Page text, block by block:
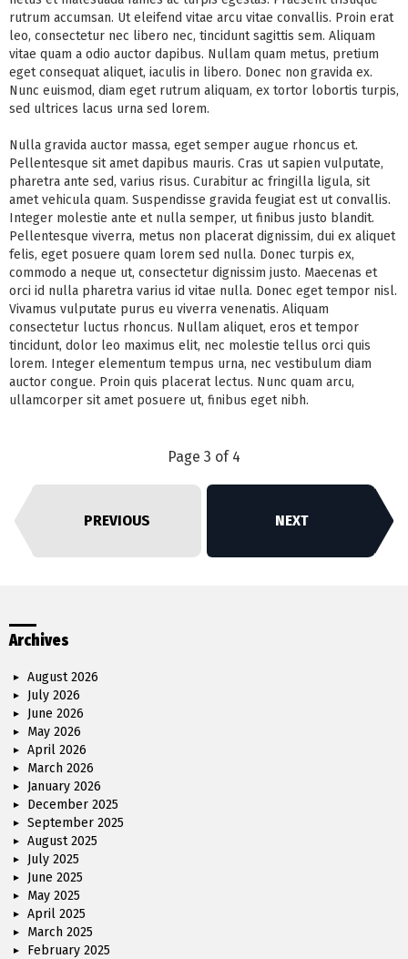
rutrum accumsan. Ut eleifend vitae arcu vitae convallis. Proin erat
leo, consectetur nec libero nec, tincidunt sagittis sem. Aliquam
vitae quam a odio auctor dapibus. Nullam quam metus, pretium
eget consequat aliquet, iaculis in libero. Donec non gravida ex.
Nunc euismod, diam eget rutrum aliquam, ex tortor lobortis turpis,
sed ultrices lacus urna sed lorem.
Nulla gravida auctor massa, eget semper augue rhoncus et.
Pellentesque sit amet dapibus mauris. Cras ut sapien vulputate,
pharetra ante sed, varius risus. Curabitur ac fringilla ligula, sit
amet vehicula quam. Suspendisse gravida feugiat est ut convallis.
Integer molestie ante et nulla semper, ut finibus justo blandit.
Pellentesque viverra, metus non placerat dignissim, dui ex aliquet
felis, eget posuere quam lorem sed nulla. Donec turpis ex,
commodo a neque ut, consectetur dignissim justo. Maecenas et
orci id nulla pharetra varius id vitae nulla. Donec eget tempor nisl.
Vivamus vulputate purus eu viverra venenatis. Aliquam
consectetur luctus rhoncus. Nullam aliquet, eros et tempor
tincidunt, dolor leo maximus elit, nec molestie tellus orci quis
lorem. Integer elementum tempus urna, nec vestibulum diam
auctor congue. Proin quis placerat lectus. Nunc quam arcu,
ullamcorper sit amet posuere ut, finibus eget nibh.
Page 3 of 4
PREVIOUS NEXT
Archives
August 2026
July 2026
June 2026
May 2026
April 2026
March 2026
January 2026
December 2025
September 2025
August 2025
July 2025
June 2025
May 2025
April 2025
March 2025
February 2025